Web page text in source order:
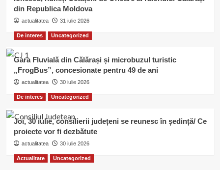
din Republica Moldova
actualitatea 31 iulie 2026
De interes Uncategorized
Gara Fluvială din Călărași și microbuzul turistic
„FrogBus”, concesionate pentru 49 de ani
actualitatea 30 iulie 2026
De interes Uncategorized
Joi, 30 iulie, consilierii județeni se reunesc în ședință/ Ce
proiecte vor fi dezbătute
actualitatea 30 iulie 2026
Actualitate Uncategorized